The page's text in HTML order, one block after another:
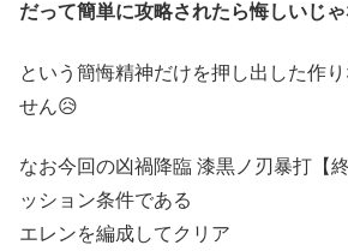
だって簡単に攻略されたら悔しいじ
という簡悔精神だけを押し出した作
せん😥
なお今回の凶禍降臨 漆黒ノ刃暴打【
ッション条件である
エレンを編成してクリア